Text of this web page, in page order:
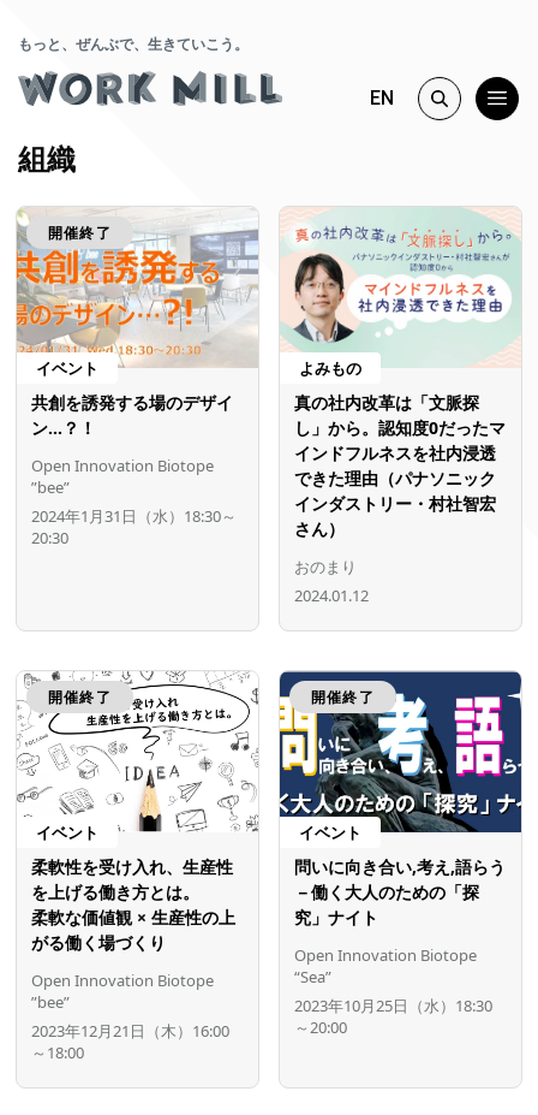
もっと、ぜんぶで、生きていこう。
EN
組織
開催終了
イベント
共創を誘発する場のデザイ
ン…？！
Open Innovation Biotope
”bee”
2024年1月31日（水）18:30～
20:30
よみもの
真の社内改革は「文脈探
し」から。認知度0だったマ
インドフルネスを社内浸透
できた理由（パナソニック
インダストリー・村社智宏
さん）
おのまり
2024.01.12
開催終了
イベント
柔軟性を受け入れ、生産性
を上げる働き方とは。
柔軟な価値観 × 生産性の上
がる働く場づくり
Open Innovation Biotope
”bee”
2023年12月21日（木）16:00
～18:00
開催終了
イベント
問いに向き合い,考え,語らう
－働く大人のための「探
究」ナイト
Open Innovation Biotope
“Sea”
2023年10月25日（水）18:30
～20:00